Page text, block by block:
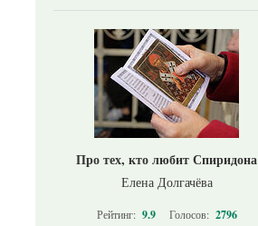
Про тех, кто любит Спиридона
Елена Долгачёва
Рейтинг: 9.9 Голосов: 2796